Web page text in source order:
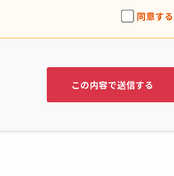
同意する